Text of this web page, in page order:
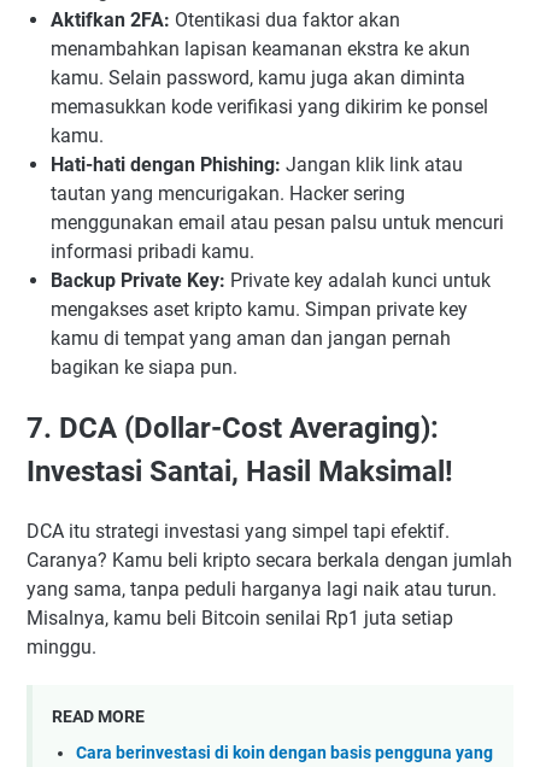
Aktifkan 2FA: Otentikasi dua faktor akan
menambahkan lapisan keamanan ekstra ke akun
kamu. Selain password, kamu juga akan diminta
memasukkan kode verifikasi yang dikirim ke ponsel
kamu.
Hati-hati dengan Phishing: Jangan klik link atau
tautan yang mencurigakan. Hacker sering
menggunakan email atau pesan palsu untuk mencuri
informasi pribadi kamu.
Backup Private Key: Private key adalah kunci untuk
mengakses aset kripto kamu. Simpan private key
kamu di tempat yang aman dan jangan pernah
bagikan ke siapa pun.
7. DCA (Dollar-Cost Averaging):
Investasi Santai, Hasil Maksimal!
DCA itu strategi investasi yang simpel tapi efektif.
Caranya? Kamu beli kripto secara berkala dengan jumlah
yang sama, tanpa peduli harganya lagi naik atau turun.
Misalnya, kamu beli Bitcoin senilai Rp1 juta setiap
minggu.
READ MORE
Cara berinvestasi di koin dengan basis pengguna yang